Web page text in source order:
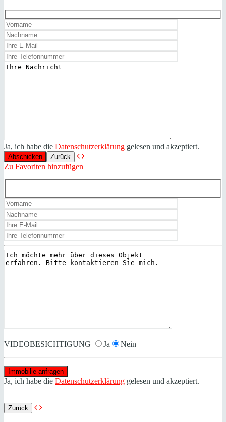
Ja, ich habe die Datenschutzerklärung gelesen und akzeptiert.
Zurück
Zu Favoriten hinzufügen
VIDEOBESICHTIGUNG Ja Nein
Ja, ich habe die Datenschutzerklärung gelesen und akzeptiert.
Zurück